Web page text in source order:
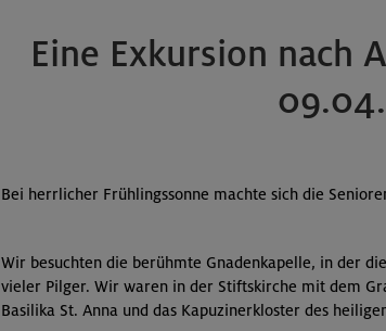
Eine Exkursion nach
Bei herrlicher Frühlingssonne machte sich die
Wir besuchten die berühmte Gnadenkapelle, in der
vieler Pilger. Wir waren in der Stiftskirche mit dem
Basilika St. Anna und das Kapuzinerkloster des